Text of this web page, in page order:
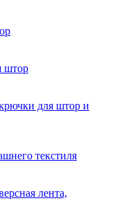
штор
для штор и
текстиля
лента,